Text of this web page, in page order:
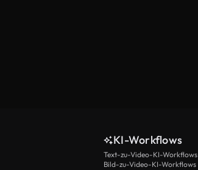
KI-Workflows
Text-zu-Video-KI-Workflows
Bild-zu-Video-KI-Workflows